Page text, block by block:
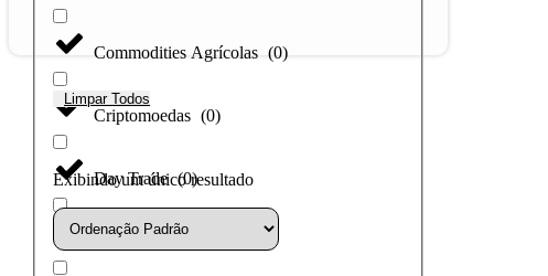
Commodities Agrícolas (0)
Criptomoedas (0)
Day Trade (0)
Dólar
Limpar Todos
Exibindo um único resultado